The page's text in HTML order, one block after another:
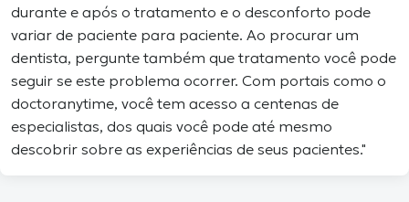
durante e após o tratamento e o desconforto pode
variar de paciente para paciente. Ao procurar um
dentista, pergunte também que tratamento você pode
seguir se este problema ocorrer. Com portais como o
doctoranytime, você tem acesso a centenas de
especialistas, dos quais você pode até mesmo
descobrir sobre as experiências de seus pacientes."